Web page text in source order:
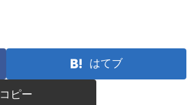
はてブ
コピー